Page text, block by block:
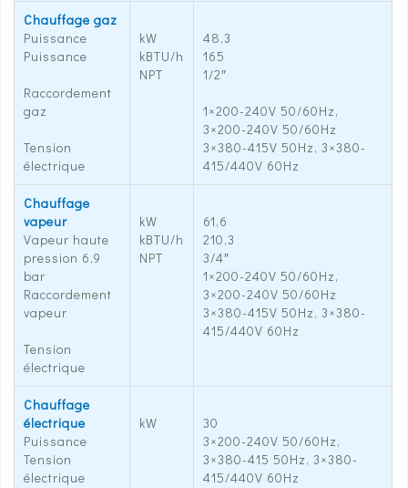
Chauffage gaz
Puissance
Puissance
Raccordement
gaz
Tension
électrique
kW
kBTU/h
NPT
48,3
165
1/2″
1×200-240V 50/60Hz,
3×200-240V 50/60Hz
3×380-415V 50Hz, 3×380-
415/440V 60Hz
Chauffage
vapeur
Vapeur haute
pression 6,9
bar
Raccordement
vapeur
Tension
électrique
kW
kBTU/h
NPT
61,6
210,3
3/4″
1×200-240V 50/60Hz,
3×200-240V 50/60Hz
3×380-415V 50Hz, 3×380-
415/440V 60Hz
Chauffage
électrique
Puissance
Tension
électrique
kW
30
3×200-240V 50/60Hz,
3×380-415 50Hz, 3×380-
415/440V 60Hz